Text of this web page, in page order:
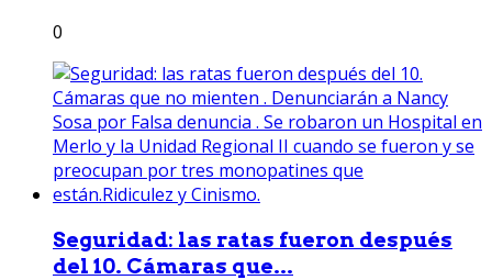
0
Seguridad: las ratas fueron después
del 10. Cámaras que...